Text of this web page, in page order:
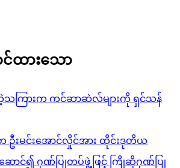
ထားသော
ကြားက ကင်ဆာဆဲလ်များကို ရှင်သန်
ဦးမင်းအောင်လှိုင်အား ထိုင်းဒုတိယ
းဆောင်၍ ဂုဏ်ပြုတပ်ဖွဲ့ဖြင့် ကြိုဆိုဂုဏ်ပြု